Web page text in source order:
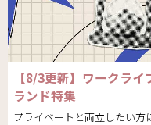
【8/3更新】ワークラ
ランド特集
プライベートと両立したい